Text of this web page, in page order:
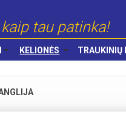
tau patinka!
KELIONĖS TRAUKINIŲ